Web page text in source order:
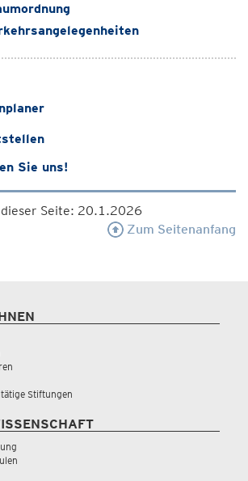
Sie uns!
Seite: 20.1.2026
Zum Seitenanfang
Stiftungen